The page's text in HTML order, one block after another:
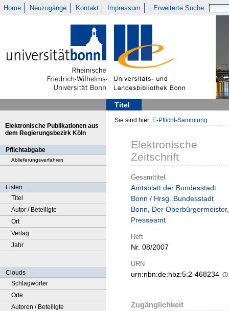
Home Neuzugänge Kontakt Impressum Erweiterte Suche
Titel
Elektronische Publikationen aus
dem Regierungsbezirk Köln
Pflichtabgabe
Ablieferungsverfahren
Listen
Titel
Autor / Beteiligte
Ort
Verlag
Jahr
Clouds
Schlagwörter
Orte
Autoren / Beteiligte
Sie sind hier: E-Pflicht-Sammlung
Elektronische
Zeitschrift
Gesamttitel
Amtsblatt der Bundesstadt
Bonn / Hrsg.:Bundesstadt
Bonn, Der Oberbürgermeister,
Presseamt
Heft
Nr. 08/2007
URN
urn:nbn:de:hbz:5:2-468234
Zugänglichkeit